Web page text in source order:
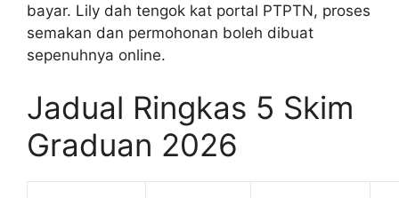
bayar. Lily dah tengok kat portal PTPTN, proses
semakan dan permohonan boleh dibuat
sepenuhnya online.
Jadual Ringkas 5 Skim
Graduan 2026